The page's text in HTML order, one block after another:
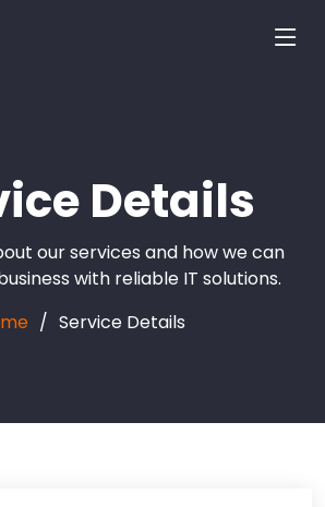
Details
our services and how we can
with reliable IT solutions.
Service Details